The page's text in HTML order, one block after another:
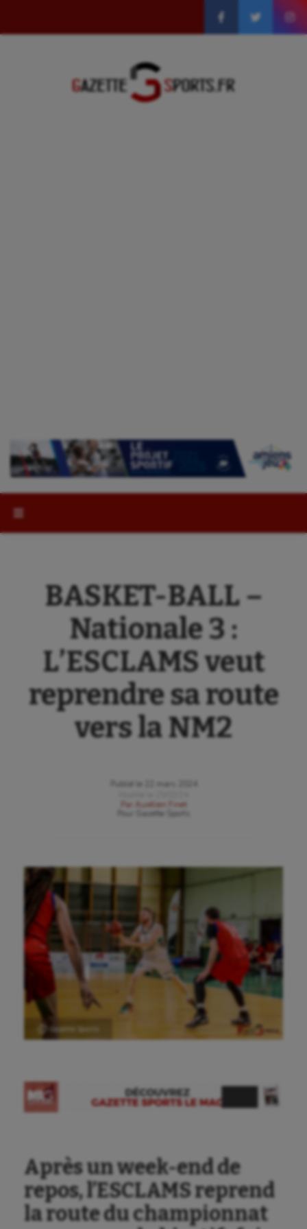
Auto
Balle à la main
Ballon au poing
Baseball
BASKET-BALL –
Nationale 3 :
L’ESCLAMS veut
reprendre sa route
vers la NM2
Publié le
22 mars 2024
Par
Aurélien Finet
Gazette Sports
Ⓒ Gazette Sports
Après un week-end de
repos, l’ESCLAMS reprend
la route du championnat